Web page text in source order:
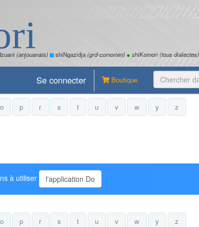
(anjouanais) shiNgazidja(grd-comorien) ● shiKomori (tous dialectes)
Boutique
Se connecter
o p r s t u v w y z
à utiliser l'application Do
o p r s t u v w y z